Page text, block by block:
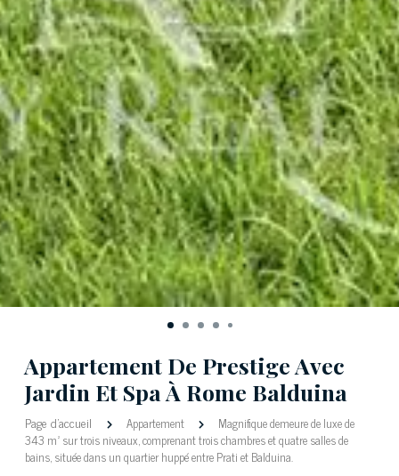
Appartement De Prestige Avec
Jardin Et Spa À Rome Balduina
Page d'accueil Appartement
Magnifique demeure de luxe de
343 m² sur trois niveaux, comprenant trois chambres et quatre salles de
bains, située dans un quartier huppé entre Prati et Balduina.